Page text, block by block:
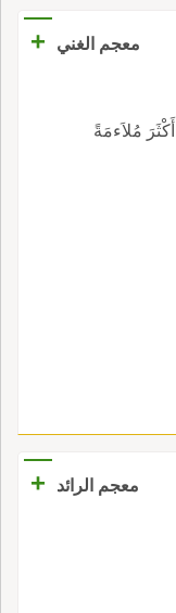
معجم الغني +
مُلاَءمَةً
معجم الرائد
+